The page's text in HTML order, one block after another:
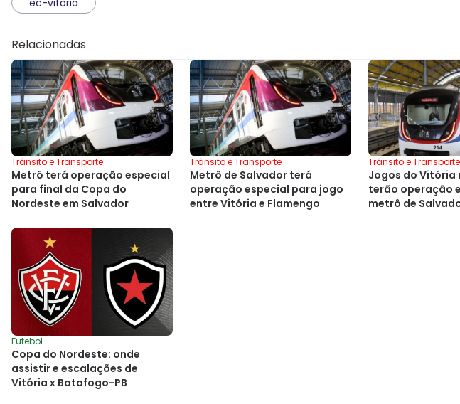
Relacionadas
Trânsito e Transporte
Metrô terá operação especial
para final da Copa do
Nordeste em Salvador
Trânsito e Transporte
Metrô de Salvador terá
operação especial para jogo
entre Vitória e Flamengo
Trânsito e Transporte
Jogos do Vitória
terão operação
metrô de
Futebol
Copa do Nordeste: onde
assistir e escalações de
Vitória x Botafogo-PB